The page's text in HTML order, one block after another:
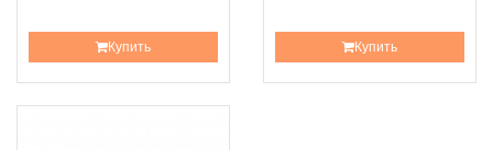
Купить Купить